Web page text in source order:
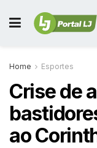
Home Esportes
Crise de
ao